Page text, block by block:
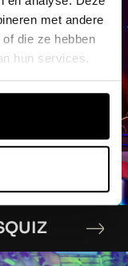
met andere
die ze hebben
hun services.